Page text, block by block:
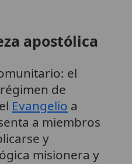
apostólica
el
de
Evangelio a
a miembros
y
misionera y